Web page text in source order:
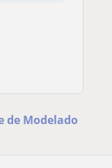
de Modelado